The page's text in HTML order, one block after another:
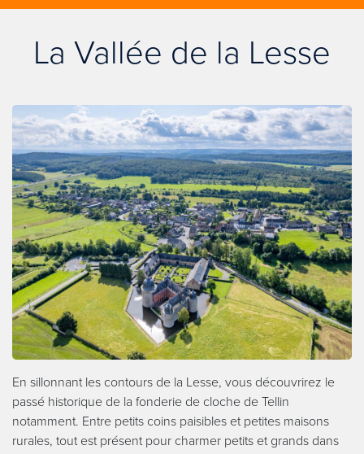
La Vallée de la Lesse
En sillonnant les contours de la Lesse, vous découvrirez le
passé historique de la fonderie de cloche de Tellin
notamment. Entre petits coins paisibles et petites maisons
rurales, tout est présent pour charmer petits et grands dans